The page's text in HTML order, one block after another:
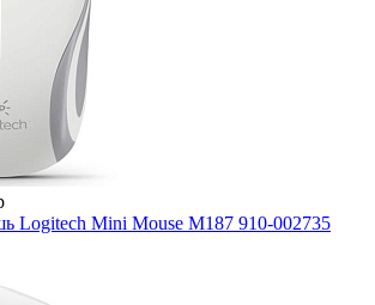
Logitech Mini Mouse M187 910-002735